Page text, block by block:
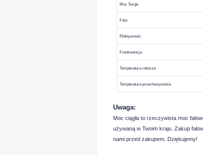
Moc Surge
Fala
Efektywność
Frenkwencja
Temperatura robocza
Temperatura przechowywania
Uwaga:
Moc ciągła to rzeczywista moc
używaną w Twoim kraju. Zakup
nami przed zakupem. Dziękujemy!